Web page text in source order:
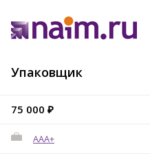
Упаковщик
75 000 ₽
AAA+